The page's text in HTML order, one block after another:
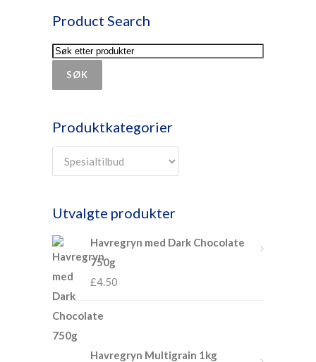
Product Search
SØK
Produktkategorier
Utvalgte produkter
Havregryn med Dark Chocolate
750g
£4.50
Havregryn Multigrain 1kg